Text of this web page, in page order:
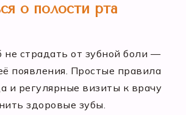
о полости рта
не страдать от зубной боли —
появления. Простые правила
и регулярные визиты к врачу
здоровые зубы.